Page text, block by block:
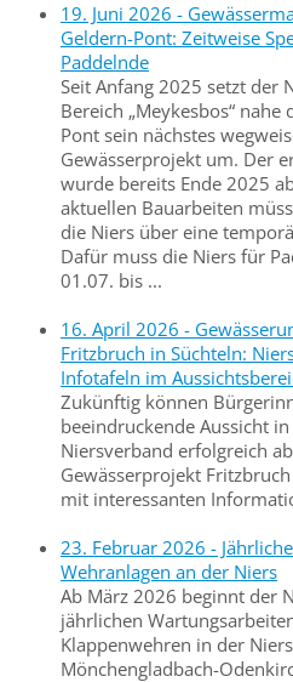
19. Juni 2026 -
Geldern-Pont: Zeitweise
Paddelnde
Seit Anfang 2025 setzt der
Bereich „Meykesbos“
Pont sein nächstes
Gewässerprojekt um. Der
wurde bereits Ende 2025
aktuellen Bauarbeiten
die Niers über eine
Dafür muss die Niers für
01.07. bis ...
16. April 2026 -
Fritzbruch in Süchteln:
Infotafeln im
Zukünftig können
beeindruckende Aussicht
Niersverband erfolgreich
Gewässerprojekt
mit interessanten
23. Februar 2026 -
Wehranlagen an der Niers
Ab März 2026 beginnt der
jährlichen
Klappenwehren in der
Mönchengladbach-